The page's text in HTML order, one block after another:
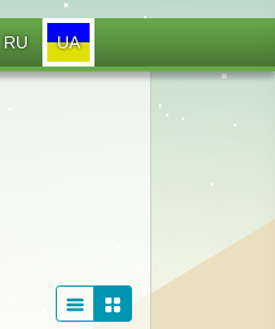
RU UA